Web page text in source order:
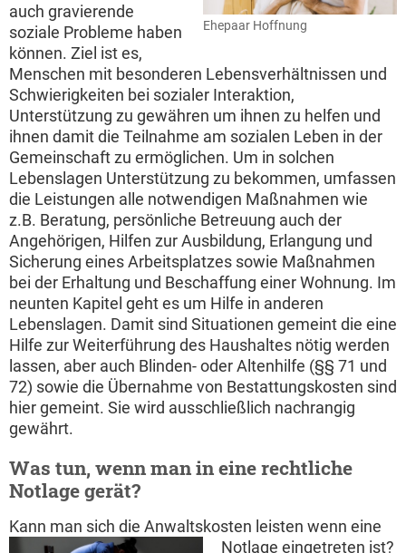
Ehepaar Hoffnung
auch gravierende
soziale Probleme haben
können. Ziel ist es,
Menschen mit besonderen Lebensverhältnissen und
Schwierigkeiten bei sozialer Interaktion,
Unterstützung zu gewähren um ihnen zu helfen und
ihnen damit die Teilnahme am sozialen Leben in der
Gemeinschaft zu ermöglichen. Um in solchen
Lebenslagen Unterstützung zu bekommen, umfassen
die Leistungen alle notwendigen Maßnahmen wie
z.B. Beratung, persönliche Betreuung auch der
Angehörigen, Hilfen zur Ausbildung, Erlangung und
Sicherung eines Arbeitsplatzes sowie Maßnahmen
bei der Erhaltung und Beschaffung einer Wohnung. Im
neunten Kapitel geht es um Hilfe in anderen
Lebenslagen. Damit sind Situationen gemeint die eine
Hilfe zur Weiterführung des Haushaltes nötig werden
lassen, aber auch Blinden- oder Altenhilfe (§§ 71 und
72) sowie die Übernahme von Bestattungskosten sind
hier gemeint. Sie wird ausschließlich nachrangig
gewährt.
Was tun, wenn man in eine rechtliche
Notlage gerät?
Kann man sich die Anwaltskosten leisten wenn eine
Notlage eingetreten ist?